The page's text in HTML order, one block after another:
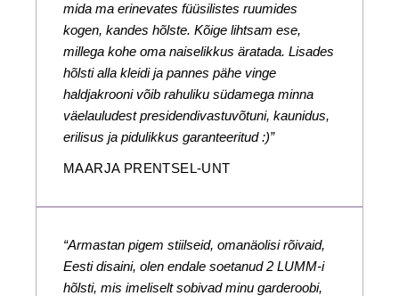
mida ma erinevates füüsilistes ruumides
kogen, kandes hõlste. Kõige lihtsam ese,
millega kohe oma naiselikkus äratada. Lisades
hõlsti alla kleidi ja pannes pähe vinge
haldjakrooni võib rahuliku südamega minna
väelauludest presidendivastuvõtuni, kaunidus,
erilisus ja pidulikkus garanteeritud :)”
MAARJA PRENTSEL-UNT
“Armastan pigem stiilseid, omanäolisi rõivaid,
Eesti disaini, olen endale soetanud 2 LUMM-i
hõlsti, mis imeliselt sobivad minu garderoobi,